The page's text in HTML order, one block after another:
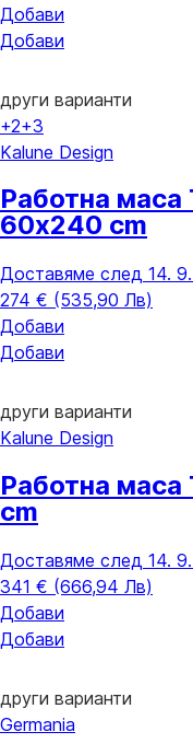
Добави
Добави
други варианти
+2+3
Kalune Design
Работна маса
60x240 cm
Доставяме след 14.
274 € (535,90 Лв)
Добави
Добави
други варианти
Kalune Design
Работна маса
cm
Доставяме след 14.
341 € (666,94 Лв)
Добави
Добави
други варианти
Germania